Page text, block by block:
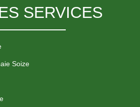
SERVICES
Soize